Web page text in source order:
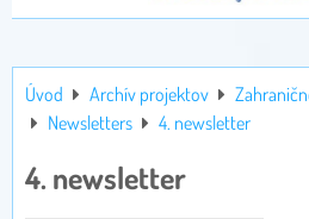
Úvod Archív projektov
Newsletters
4. newsletter
4. newsletter